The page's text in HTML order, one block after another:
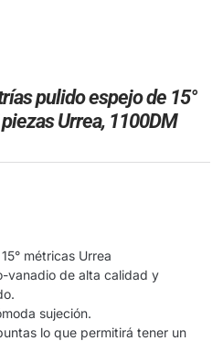
pulido espejo de 15°
Urrea, 1100DM
métricas Urrea
vanadio de alta calidad y
sujeción.
lo que permitirá tener un